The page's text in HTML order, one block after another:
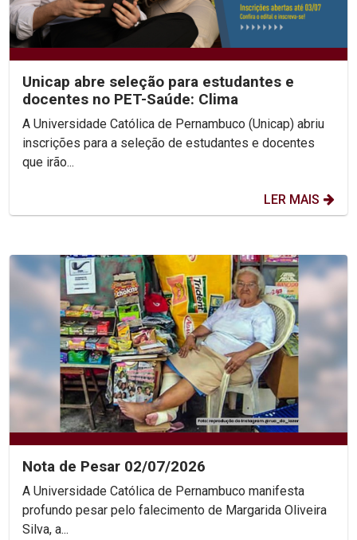
Unicap abre seleção para estudantes e
docentes no PET-Saúde: Clima
A Universidade Católica de Pernambuco (Unicap) abriu
inscrições para a seleção de estudantes e docentes
que irão...
LER MAIS
Nota de Pesar 02/07/2026
A Universidade Católica de Pernambuco manifesta
profundo pesar pelo falecimento de Margarida Oliveira
Silva, a...